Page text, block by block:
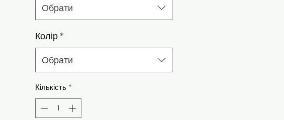
Обрати
Колір *
Обрати
Кількість *